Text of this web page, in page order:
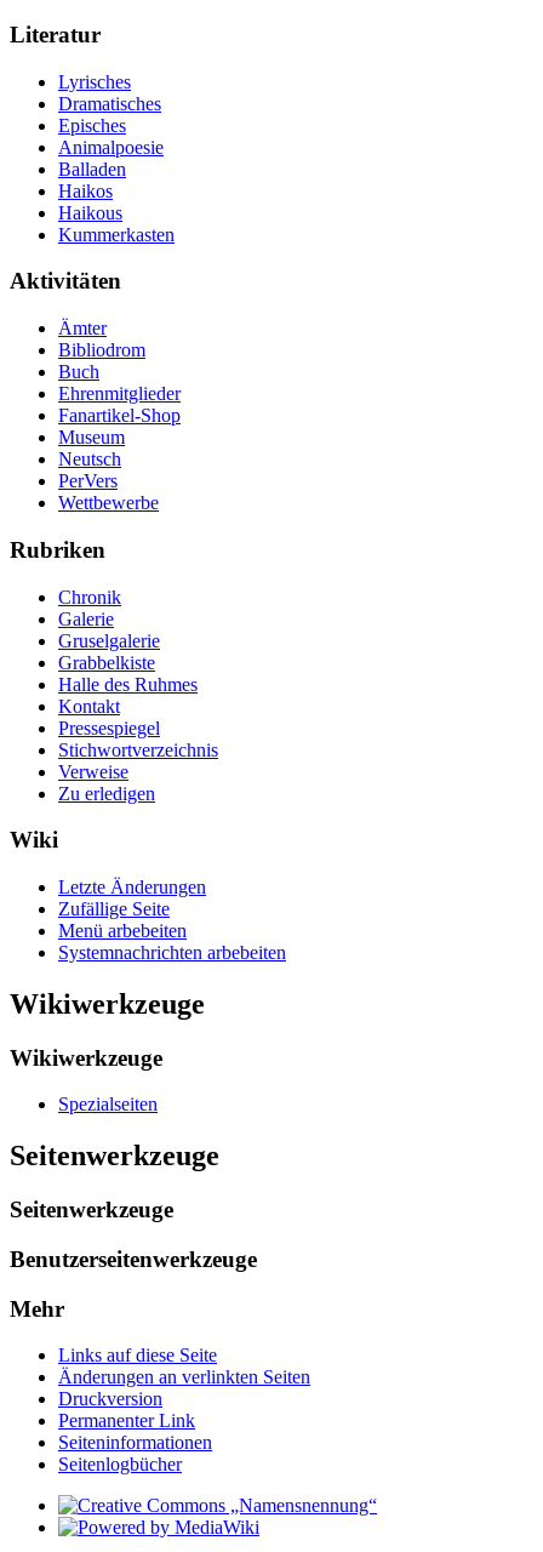
Literatur
Lyrisches
Dramatisches
Episches
Animalpoesie
Balladen
Haikos
Haikous
Kummerkasten
Aktivitäten
Ämter
Bibliodrom
Buch
Ehrenmitglieder
Fanartikel-Shop
Museum
Neutsch
PerVers
Wettbewerbe
Rubriken
Chronik
Galerie
Gruselgalerie
Grabbelkiste
Halle des Ruhmes
Kontakt
Pressespiegel
Stichwortverzeichnis
Verweise
Zu erledigen
Wiki
Letzte Änderungen
Zufällige Seite
Menü arbebeiten
Systemnachrichten arbebeiten
Wikiwerkzeuge
Wikiwerkzeuge
Spezialseiten
Seitenwerkzeuge
Seitenwerkzeuge
Benutzerseitenwerkzeuge
Mehr
Links auf diese Seite
Änderungen an verlinkten Seiten
Druckversion
Permanenter Link
Seiten­­informationen
Seitenlogbücher